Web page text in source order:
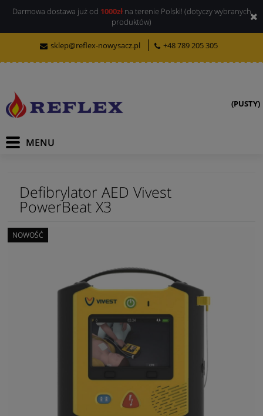
Darmowa dostawa już od 1000złna terenie Polski! (dotyczy wybranych
produktów)
sklep@reflex-nowysacz.pl +48 789 205 305
(PUSTY)
Defibrylator AED Vivest
PowerBeat X3
NOWOŚĆ